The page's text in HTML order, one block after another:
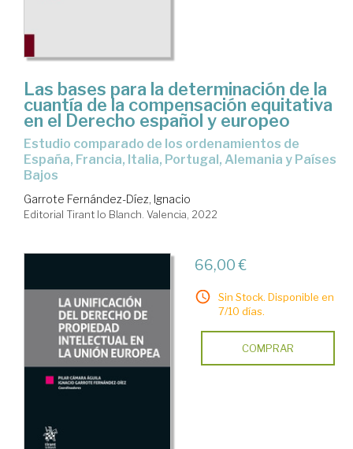
Las bases para la determinación de la
cuantía de la compensación equitativa
en el Derecho español y europeo
estudio comparado de los ordenamientos de
España, Francia, Italia, Portugal, Alemania y Países
Bajos
Garrote Fernández-Díez, Ignacio
Editorial Tirant lo Blanch. Valencia, 2022
66,00 €
Sin Stock. Disponible en
7/10 días.
COMPRAR